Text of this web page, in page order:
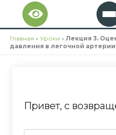
Перейти
содержимому
Главная » Уроки » Лекция 3.
давления в легочной артерии
Привет, с